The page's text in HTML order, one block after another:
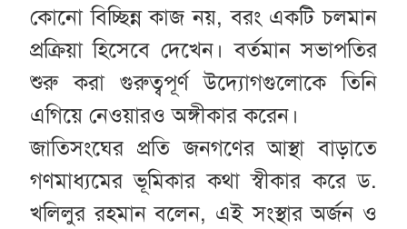
কোনো বিচ্ছিন্ন কাজ নয়, বরং একটি চলমান
প্রক্রিয়া হিসেবে দেখেন। বর্তমান সভাপতির
শুরু করা গুরুত্বপূর্ণ উদ্যোগগুলোকে তিনি
এগিয়ে নেওয়ারও অঙ্গীকার করেন।
জাতিসংঘের প্রতি জনগণের আস্থা বাড়াতে
গণমাধ্যমের ভূমিকার কথা স্বীকার করে ড.
খলিলুর রহমান বলেন, এই সংস্থার অর্জন ও